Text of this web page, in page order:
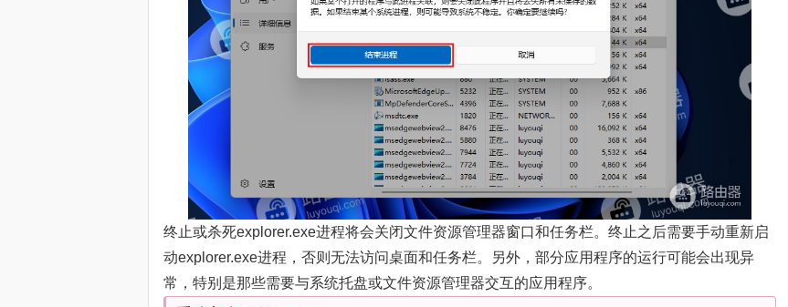
终止或杀死explorer.exe进程将会关闭文件资源管理器窗口和任务栏。终止之后需要手动重新启
动explorer.exe进程，否则无法访问桌面和任务栏。另外，部分应用程序的运行可能会出现异
常，特别是那些需要与系统托盘或文件资源管理器交互的应用程序。